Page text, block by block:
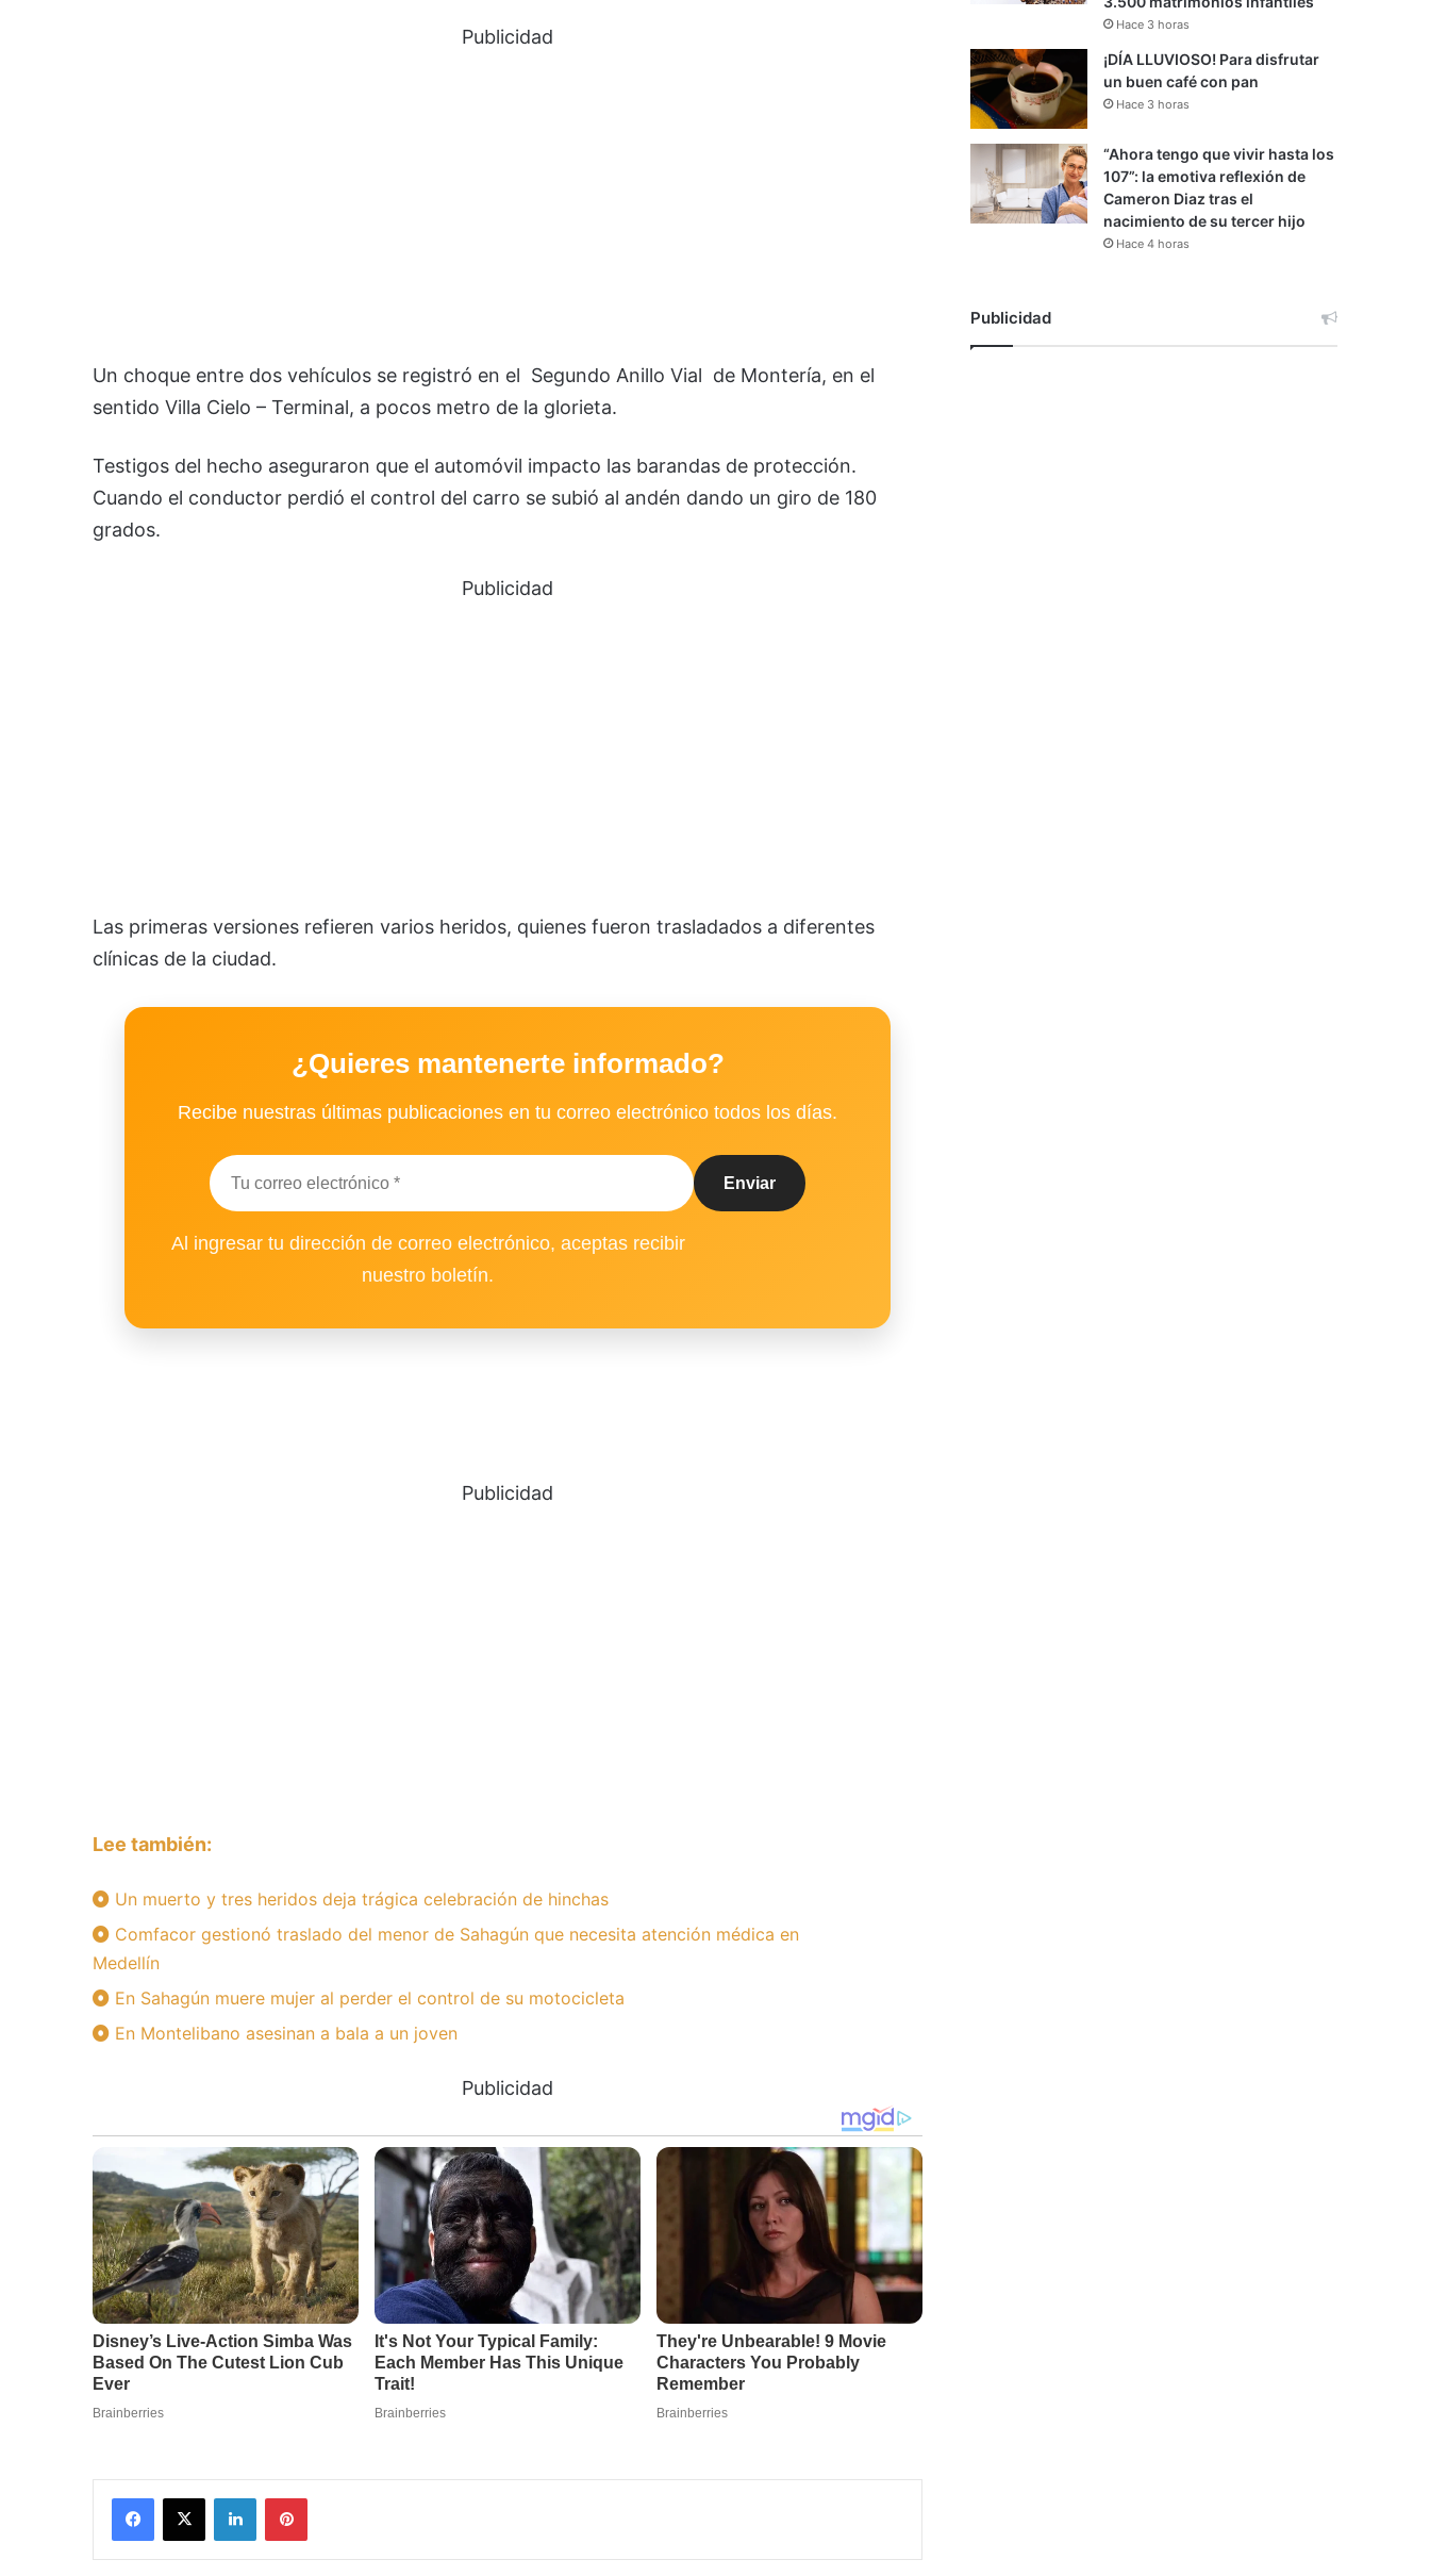
Publicidad
Un choque entre dos vehículos se registró en el Segundo Anillo Vial de Montería, en el
sentido Villa Cielo – Terminal, a pocos metro de la glorieta.
Testigos del hecho aseguraron que el automóvil impacto las barandas de protección.
Cuando el conductor perdió el control del carro se subió al andén dando un giro de 180
grados.
Publicidad
Las primeras versiones refieren varios heridos, quienes fueron trasladados a diferentes
clínicas de la ciudad.
¿Quieres mantenerte informado?
Recibe nuestras últimas publicaciones en tu correo electrónico todos los días.
Al ingresar tu dirección de correo electrónico, aceptas recibir
nuestro boletín.
Publicidad
Lee también:
Un muerto y tres heridos deja trágica celebración de hinchas
Comfacor gestionó traslado del menor de Sahagún que necesita atención médica en
Medellín
En Sahagún muere mujer al perder el control de su motocicleta
En Montelibano asesinan a bala a un joven
Publicidad
Facebook
X LinkedInPinterest
Hace 3 horas
¡DÍA LLUVIOSO! Para disfrutar
un buen café con pan
Hace 3 horas
“Ahora tengo que vivir hasta los
107”: la emotiva reflexión de
Cameron Diaz tras el
nacimiento de su tercer hijo
Hace 4 horas
Publicidad